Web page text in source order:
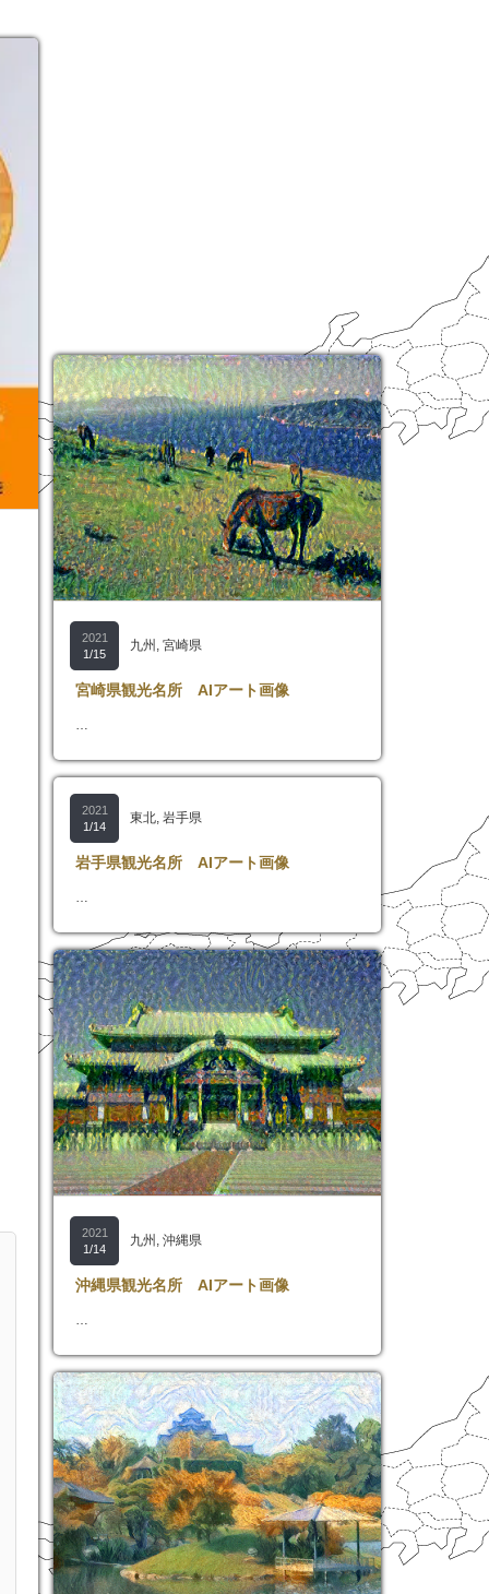
2021
1/15
九州 , 宮崎県
宮崎県観光名所 AIアート画像
…
2021
1/14
東北, 岩手県
岩手県観光名所 AIアート画像
…
2021
1/14
九州 , 沖縄県
沖縄県観光名所 AIアート画像
…